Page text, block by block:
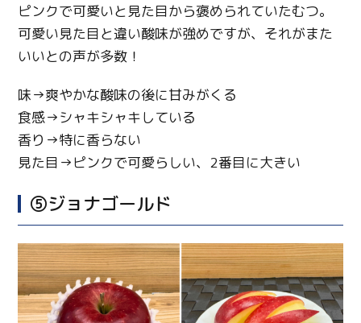
ピンクで可愛いと見た目から褒められていたむつ。
可愛い見た目と違い酸味が強めですが、それがまた
いいとの声が多数！
味→爽やかな酸味の後に甘みがくる
食感→シャキシャキしている
香り→特に香らない
見た目→ピンクで可愛らしい、2番目に大きい
⑤ジョナゴールド